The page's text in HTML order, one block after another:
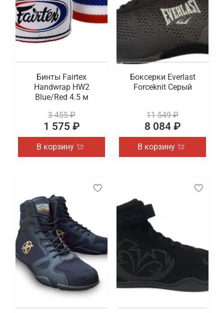
Бинты Fairtex
Handwrap HW2
Blue/Red 4.5 м
3 455 ₽
1 575 ₽
В корзину
Боксерки Everlast
Forceknit Серый
11 549 ₽
8 084 ₽
В корзину